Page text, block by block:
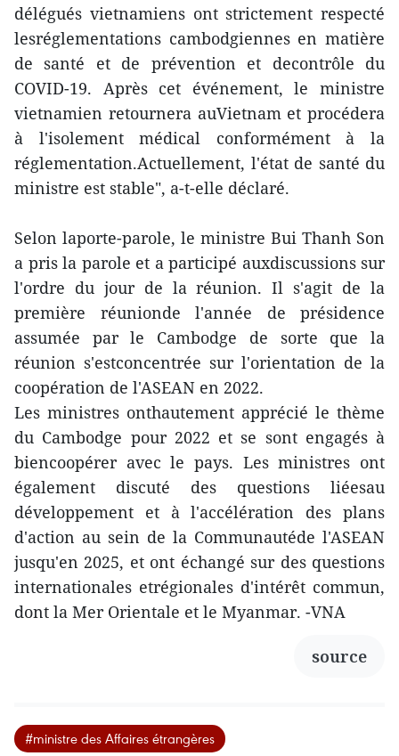
délégués vietnamiens ont strictement respecté
lesréglementations cambodgiennes en matière
de santé et de prévention et decontrôle du
COVID-19. Après cet événement, le ministre
vietnamien retournera auVietnam et procédera
à l'isolement médical conformément à la
réglementation.Actuellement, l'état de santé du
ministre est stable", a-t-elle déclaré.
Selon laporte-parole, le ministre Bui Thanh Son
a pris la parole et a participé auxdiscussions sur
l'ordre du jour de la réunion. Il s'agit de la
première réunionde l'année de présidence
assumée par le Cambodge de sorte que la
réunion s'estconcentrée sur l'orientation de la
coopération de l'ASEAN en 2022.
Les ministres onthautement apprécié le thème
du Cambodge pour 2022 et se sont engagés à
biencoopérer avec le pays. Les ministres ont
également discuté des questions liéesau
développement et à l'accélération des plans
d'action au sein de la Communautéde l'ASEAN
jusqu'en 2025, et ont échangé sur des questions
internationales etrégionales d'intérêt commun,
dont la Mer Orientale et le Myanmar. -VNA
source
#ministre des Affaires étrangères